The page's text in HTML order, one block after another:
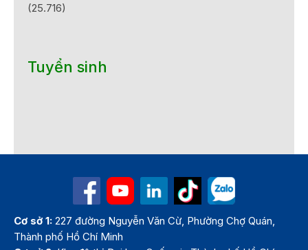
(25.716)
Tuyển sinh
Cơ sở 1: 227 đường Nguyễn Văn Cừ, Phường Chợ Quán,
Thành phố Hồ Chí Minh